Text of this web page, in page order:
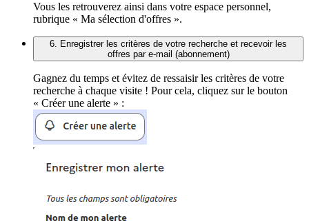
Vous les retrouverez ainsi dans votre espace personnel,
rubrique « Ma sélection d'offres ».
6. Enregistrer les critères de votre recherche et recevoir les
offres par e-mail (abonnement)
Gagnez du temps et évitez de ressaisir les critères de votre
recherche à chaque visite ! Pour cela, cliquez sur le bouton
« Créer une alerte » :